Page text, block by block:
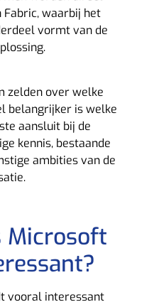
Fabric, waarbij het
vormt van de
zelden over welke
belangrijker is welke
aansluit bij de
kennis, bestaande
ambities van de
Microsoft
vooral interessant